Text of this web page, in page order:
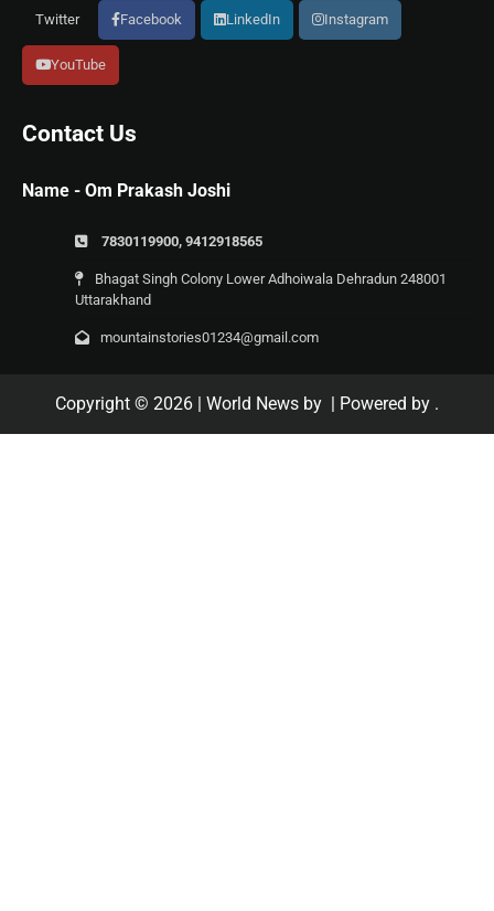
Twitter Facebook LinkedIn Instagram
YouTube
Contact Us
Name - Om Prakash Joshi
7830119900, 9412918565
Bhagat Singh Colony Lower Adhoiwala Dehradun 248001
Uttarakhand
mountainstories01234@gmail.com
Copyright © 2026 | World News by | Powered by .